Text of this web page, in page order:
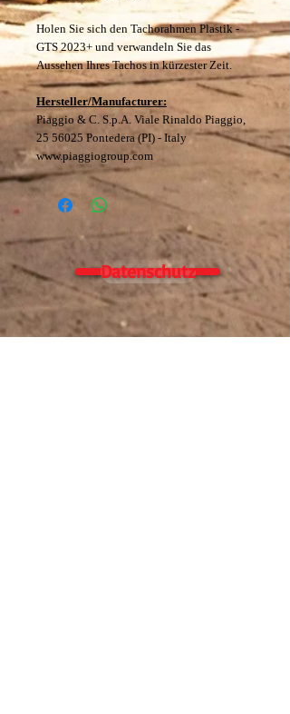
Holen Sie sich den Tachorahmen Plastik -
GTS 2023+ und verwandeln Sie das
Aussehen Ihres Tachos in kürzester Zeit.
Hersteller/Manufacturer:
Piaggio & C. S.p.A. Viale Rinaldo Piaggio,
25 56025 Pontedera (PI) - Italy
www.piaggiogroup.com
Datenschutz